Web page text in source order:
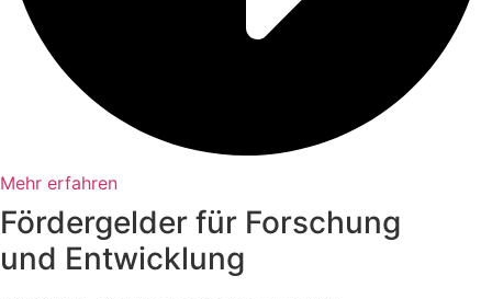
Mehr erfahren
Fördergelder für Forschung
und Entwicklung